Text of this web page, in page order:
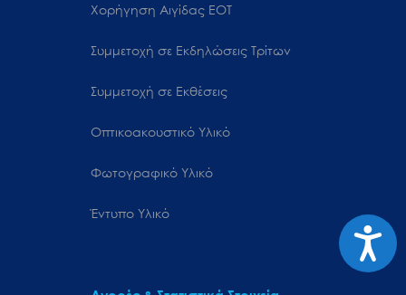
Χορήγηση Αιγίδας ΕΟΤ
Συμμετοχή σε Εκδηλώσεις Τρίτων
Συμμετοχή σε Εκθέσεις
Οπτικοακουστικό Υλικό
Φωτογραφικό Υλικό
Έντυπο Υλικό